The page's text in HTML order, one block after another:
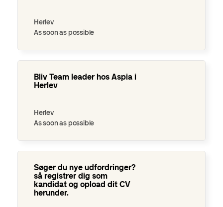
Herlev
As soon as possible
Bliv Team leader hos Aspia i
Herlev
Herlev
As soon as possible
Søger du nye udfordringer?
så registrer dig som
kandidat og opload dit CV
herunder.
opload dit CV herun…